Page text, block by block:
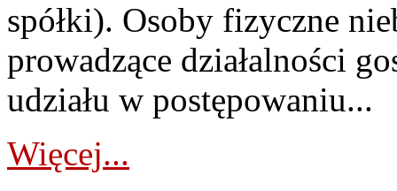
spółki). Osoby fizyczne
prowadzące działalności
udziału w postępowaniu...
Więcej...